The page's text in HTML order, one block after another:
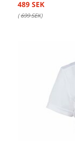
489 SEK
(699 SEK)